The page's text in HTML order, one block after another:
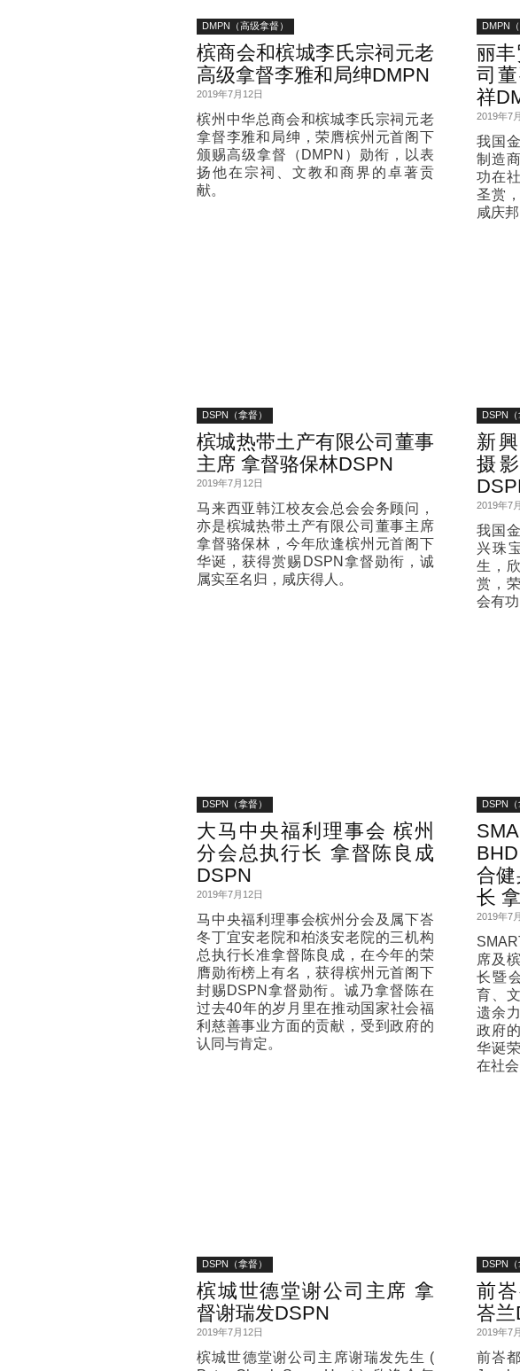
DMPN（高级拿督）
槟商会和槟城李氏宗祠元老
高级拿督李雅和局绅DMPN
2019年7月12日
槟州中华总商会和槟城李氏宗祠元老
拿督李雅和局绅，荣膺槟州元首阁下
颁赐高级拿督（DMPN）勋衔，以表
扬他在宗祠、文教和商界的卓著贡
献。
DMPN
丽
司
祥
2019年7
我国
制造
功在
圣赏
咸庆
DSPN（拿督）
槟城热带土产有限公司董事
主席 拿督骆保林DSPN
2019年7月12日
马来西亚韩江校友会总会会务顾问，
亦是槟城热带土产有限公司董事主席
拿督骆保林，今年欣逢槟州元首阁下
华诞，获得赏赐DSPN拿督勋衔，诚
属实至名归，咸庆得人。
DSPN（
新
摄
2019年7
我国
兴珠
生，
赏，
会有
DSPN（拿督）
大马中央福利理事会 槟州
分会总执行长 拿督陈良成
DSPN
2019年7月12日
马中央福利理事会槟州分会及属下峇
冬丁宜安老院和柏淡安老院的三机构
总执行长准拿督陈良成，在今年的荣
膺勋衔榜上有名，获得槟州元首阁下
封赐DSPN拿督勋衔。诚乃拿督陈在
过去40年的岁月里在推动国家社会福
利慈善事业方面的贡献，受到政府的
认同与肯定。
DSPN（
合
长
2019年7
席及
长暨
育、
遗余
政府
华诞
在社
DSPN（拿督）
槟城世德堂谢公司主席 拿
督谢瑞发DSPN
2019年7月12日
槟城世德堂谢公司主席谢瑞发先生 (
DSPN（
前
峇兰
2019年7
前峇